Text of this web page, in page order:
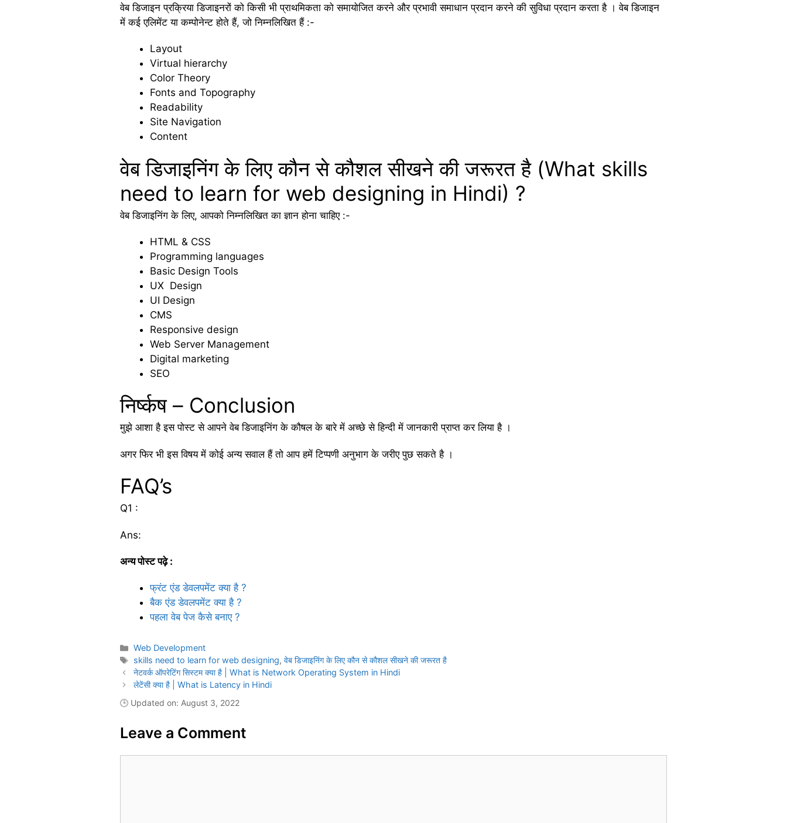
वेब डिजाइन प्रक्रिया डिजाइनरों को किसी भी प्राथमिकता को समायोजित करने और प्रभावी समाधान प्रदान करने की सुविधा प्रदान करता है । वेब डिजाइन
में कई एलिमेंट या कम्पोनेन्ट होते हैं, जो निम्नलिखित हैं :-
Layout
Virtual hierarchy
Color Theory
Fonts and Topography
Readability
Site Navigation
Content
वेब डिजाइनिंग के लिए कौन से कौशल सीखने की जरूरत है (What skills
need to learn for web designing in Hindi) ?
वेब डिजाइनिंग के लिए, आपको निम्नलिखित का ज्ञान होना चाहिए :-
HTML & CSS
Programming languages
Basic Design Tools
UX Design
UI Design
CMS
Responsive design
Web Server Management
Digital marketing
SEO
निर्ष्कष – Conclusion
मुझे आशा है इस पोस्ट से आपने वेब डिजाइनिंग के कौषल के बारे में अच्छे से हिन्दी में जानकारी प्राप्त कर लिया है ।
अगर फिर भी इस विषय में कोई अन्य सवाल हैं तो आप हमें टिप्पणी अनुभाग के जरीए पुछ सकते है ।
FAQ’s
Q1 :
Ans:
अन्य पोस्ट पढ़े :
फ्रंट एंड डेवलपमेंट क्या है ?
बैक एंड डेवलपमेंट क्या है ?
पहला वेब पेज कैसे बनाए ?
Categories
Web Development
Tags
skills need to learn for web designing,वेब डिजाइनिंग के लिए कौन से कौशल सीखने की जरूरत है
नेटवर्क ऑपरेटिंग सिस्टम क्या है | What is Network Operating System in Hindi
लेटेंसी क्या है | What is Latency in Hindi
🕒 Updated on: August 3, 2022
Leave a Comment